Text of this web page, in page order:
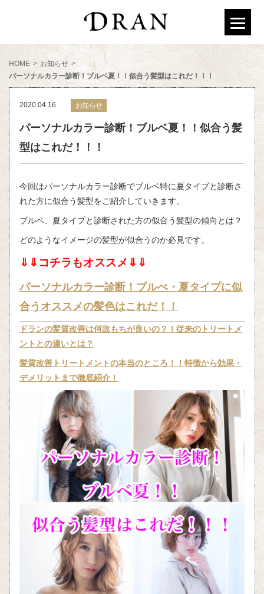
HOME > お知らせ >
パーソナルカラー診断！ブルベ夏！！似合う髪型はこれだ！！！
2020.04.16 お知らせ
パーソナルカラー診断！ブルベ夏！！似合う髪
型はこれだ！！！
今回はパーソナルカラー診断でブルベ特に夏タイプと診断さ
れた方に似合う髪型をご紹介していきます。
ブルベ、夏タイプと診断された方の似合う髪型の傾向とは？
どのようなイメージの髪型が似合うのか必見です。
⇓⇓コチラもオススメ⇓⇓
パーソナルカラー診断！ブルべ・夏タイプに似
合うオススメの髪色はこれだ！！
ドランの髪質改善は何故もちが良いの？！従来のトリートメ
ントとの違いとは？
髪質改善トリートメントの本当のところ！！特徴から効果・
デメリットまで徹底紹介！